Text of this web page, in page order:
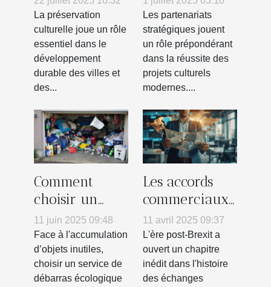
contribuent-
ils à la
préservation
culturelle ?
La préservation
culturelle joue un rôle
essentiel dans le
développement
durable des villes et
des...
pour les
projets
culturels
Les partenariats
stratégiques jouent
un rôle prépondérant
dans la réussite des
projets culturels
modernes....
Comment
choisir un
service de
débarras
écologique et
rapide
11 juin 2025 09:48
Face à l'accumulation
d’objets inutiles,
choisir un service de
débarras écologique
Les accords
commerciaux
post-Brexit et
leurs
implications
pour les
11 avril 2025 09:37
L'ère post-Brexit a
ouvert un chapitre
inédit dans l'histoire
des échanges